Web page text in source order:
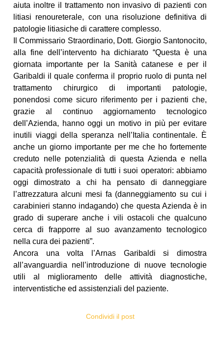
aiuta inoltre il trattamento non invasivo di pazienti con
litiasi renoureterale, con una risoluzione definitiva di
patologie litiasiche di carattere complesso.
Il Commissario Straordinario, Dott. Giorgio Santonocito,
alla fine dell’intervento ha dichiarato “Questa è una
giornata importante per la Sanità catanese e per il
Garibaldi il quale conferma il proprio ruolo di punta nel
trattamento chirurgico di importanti patologie,
ponendosi come sicuro riferimento per i pazienti che,
grazie al continuo aggiornamento tecnologico
dell’Azienda, hanno oggi un motivo in più per evitare
inutili viaggi della speranza nell’Italia continentale. È
anche un giorno importante per me che ho fortemente
creduto nelle potenzialità di questa Azienda e nella
capacità professionale di tutti i suoi operatori: abbiamo
oggi dimostrato a chi ha pensato di danneggiare
l’attrezzatura alcuni mesi fa (danneggiamento su cui i
carabinieri stanno indagando) che questa Azienda è in
grado di superare anche i vili ostacoli che qualcuno
cerca di frapporre al suo avanzamento tecnologico
nella cura dei pazienti”.
Ancora una volta l’Arnas Garibaldi si dimostra
all’avanguardia nell’introduzione di nuove tecnologie
utili al miglioramento delle attività diagnostiche,
interventistiche ed assistenziali del paziente.
Condividi il post